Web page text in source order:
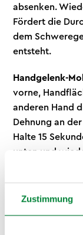
Zustimmung
absenken.
Fördert die
dem
entsteht.
Handgelenk-
vorne,
anderen Hand
Dehnung an
Halte 15
unten und
und